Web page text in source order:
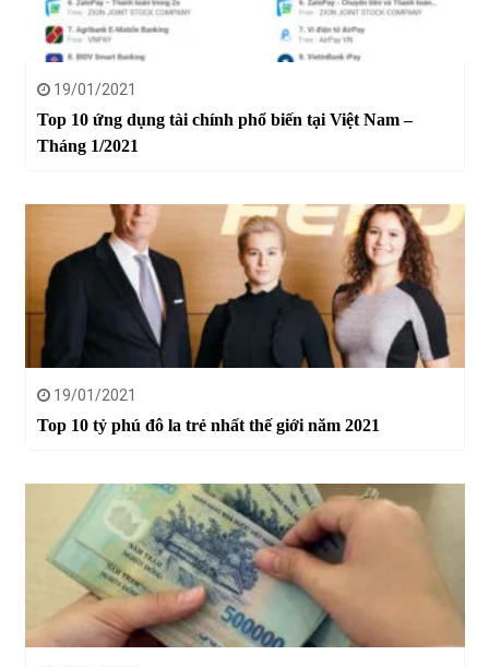
19/01/2021
Top 10 ứng dụng tài chính phổ biến tại Việt Nam –
Tháng 1/2021
19/01/2021
Top 10 tỷ phú đô la trẻ nhất thế giới năm 2021